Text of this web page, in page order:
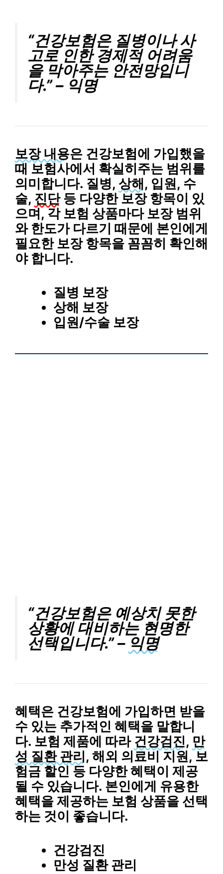
“건강보험은 질병이나 사
고로 인한 경제적 어려움
을 막아주는 안전망입니
다.” – 익명
보장 내용은 건강보험에 가입했을
때 보험사에서 확실히주는 범위를
의미합니다. 질병, 상해, 입원, 수
술, 진단등 다양한 보장 항목이 있
으며, 각 보험 상품마다 보장 범위
와 한도가 다르기 때문에 본인에게
필요한 보장 항목을 꼼꼼히 확인해
야 합니다.
질병 보장
상해 보장
입원/수술 보장
“건강보험은 예상치 못한
상황에 대비하는 현명한
선택입니다.” – 익명
혜택은 건강보험에 가입하면 받을
수 있는 추가적인 혜택을 말합니
다. 보험 제품에 따라 건강검진, 만
성 질환 관리, 해외 의료비 지원,보
험금 할인 등 다양한 혜택이 제공
될 수 있습니다. 본인에게 유용한
혜택을 제공하는 보험 상품을 선택
하는 것이 좋습니다.
건강검진
만성 질환 관리